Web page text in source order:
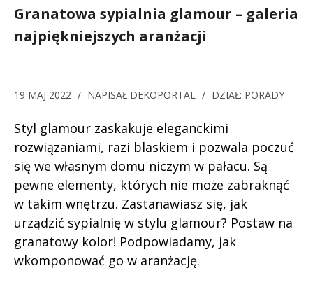
Granatowa sypialnia glamour – galeria
najpiękniejszych aranżacji
19 MAJ 2022 / NAPISAŁ DEKOPORTAL / DZIAŁ: PORADY
Styl glamour zaskakuje eleganckimi
rozwiązaniami, razi blaskiem i pozwala poczuć
się we własnym domu niczym w pałacu. Są
pewne elementy, których nie może zabraknąć
w takim wnętrzu. Zastanawiasz się, jak
urządzić sypialnię w stylu glamour? Postaw na
granatowy kolor! Podpowiadamy, jak
wkomponować go w aranżację.